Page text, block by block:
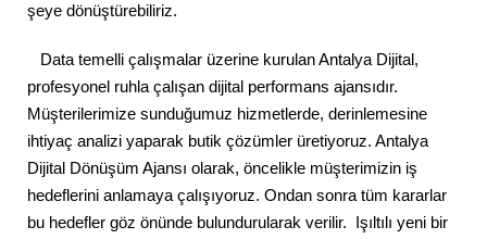
şeye dönüştürebiliriz.
Data temelli çalışmalar üzerine kurulan Antalya Dijital,
profesyonel ruhla çalışan dijital performans ajansıdır.
Müşterilerimize sunduğumuz hizmetlerde, derinlemesine
ihtiyaç analizi yaparak butik çözümler üretiyoruz. Antalya
Dijital Dönüşüm Ajansı olarak, öncelikle müşterimizin iş
hedeflerini anlamaya çalışıyoruz. Ondan sonra tüm kararlar
bu hedefler göz önünde bulundurularak verilir. Işıltılı yeni bir